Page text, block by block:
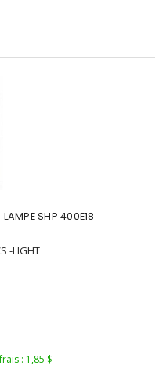
SHP 400E18
-LIGHT
: 1,85 $